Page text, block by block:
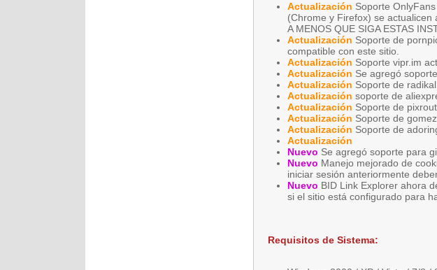
Actualización Soporte
(Chrome y Firefox) se actualicen
A MENOS QUE SIGA ESTAS
Actualización Soporte de
compatible con este sitio.
Actualización Soporte vipr.im
Actualización Se agregó
Actualización Soporte de
Actualización soporte de
Actualización Soporte de
Actualización Soporte de
Actualización Soporte de
Actualización
Nuevo Se agregó soporte para
Nuevo Manejo mejorado de
iniciar sesión anteriormente
Nuevo BID Link Explorer ahora
si el sitio está configurado para
Requisitos de Sistema: